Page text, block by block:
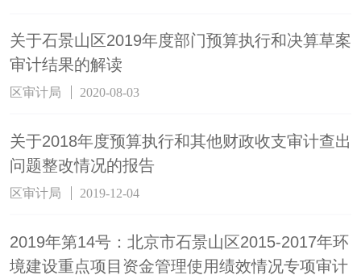
关于石景山区2019年度部门预算执行和决算草案
审计结果的解读
区审计局 2020-08-03
关于2018年度预算执行和其他财政收支审计查出
问题整改情况的报告
区审计局 2019-12-04
2019年第14号：北京市石景山区2015-2017年环
境建设重点项目资金管理使用绩效情况专项审计